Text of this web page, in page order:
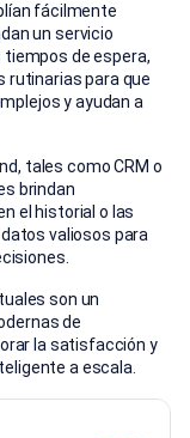
fácilmente
un servicio
de espera,
rutinarias para que
y ayudan a
tales como CRM o
brindan
el historial o las
valiosos para
son un
de
la satisfacción y
a escala.